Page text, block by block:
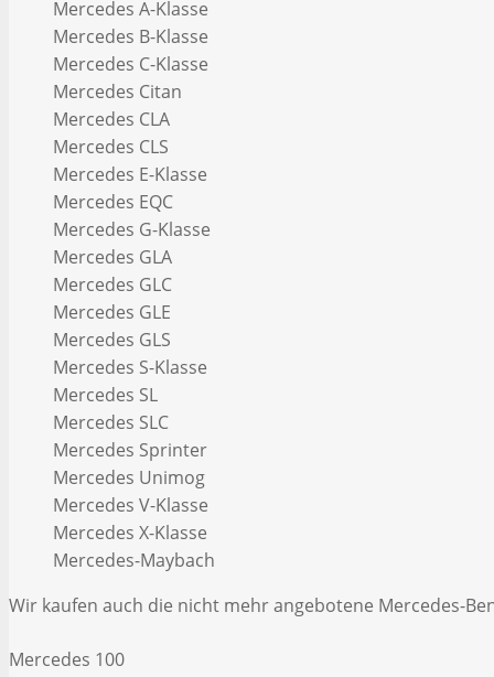
Mercedes A-Klasse
Mercedes B-Klasse
Mercedes C-Klasse
Mercedes Citan
Mercedes CLA
Mercedes CLS
Mercedes E-Klasse
Mercedes EQC
Mercedes G-Klasse
Mercedes GLA
Mercedes GLC
Mercedes GLE
Mercedes GLS
Mercedes S-Klasse
Mercedes SL
Mercedes SLC
Mercedes Sprinter
Mercedes Unimog
Mercedes V-Klasse
Mercedes X-Klasse
Mercedes-Maybach
Wir kaufen auch die nicht mehr angebotene Mercedes-
Mercedes 100